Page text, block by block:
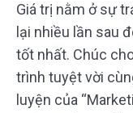
Giá trị nằm ở sự
lại nhiều lần sau
tốt nhất. Chúc
trình tuyệt vời
luyện của